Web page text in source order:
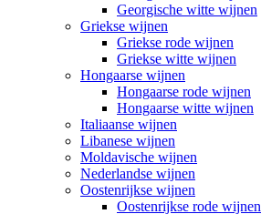
Georgische witte wijnen
Griekse wijnen
Griekse rode wijnen
Griekse witte wijnen
Hongaarse wijnen
Hongaarse rode wijnen
Hongaarse witte wijnen
Italiaanse wijnen
Libanese wijnen
Moldavische wijnen
Nederlandse wijnen
Oostenrijkse wijnen
Oostenrijkse rode wijnen